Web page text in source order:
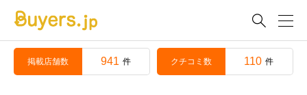

掲載店舗数 941 件 クチコミ数 110 件